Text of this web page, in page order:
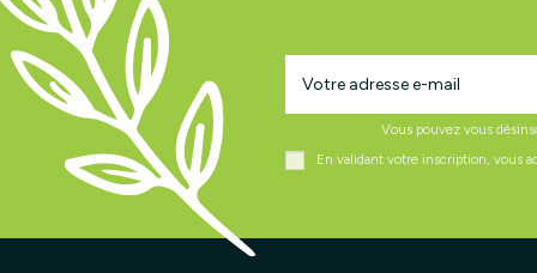
Vous pouvez vous
En validant votre inscription, vous